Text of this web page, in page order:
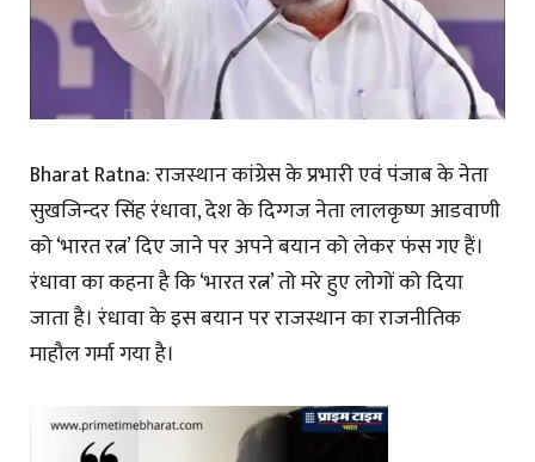
Bharat Ratna: राजस्थान कांग्रेस के प्रभारी एवं पंजाब के नेता
सुखजिन्दर सिंह रंधावा, देश के दिग्गज नेता लालकृष्ण आडवाणी
को ‘भारत रत्न’ दिए जाने पर अपने बयान को लेकर फंस गए हैं।
रंधावा का कहना है कि ‘भारत रत्न’ तो मरे हुए लोगों को दिया
जाता है। रंधावा के इस बयान पर राजस्थान का राजनीतिक
माहौल गर्मा गया है।